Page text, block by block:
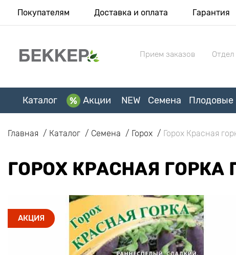
Покупателям Доставка и оплата Гарантия
Прием заказов Отдел
Каталог Акции NEW Семена Плодовые
Главная Каталог Семена Горох Горох Красная
ГОРОХ КРАСНАЯ ГОРКА
АКЦИЯ